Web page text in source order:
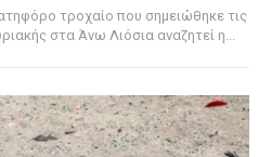
τροχαίο που σημειώθηκε τις
στα Άνω Λιόσια αναζητεί η...